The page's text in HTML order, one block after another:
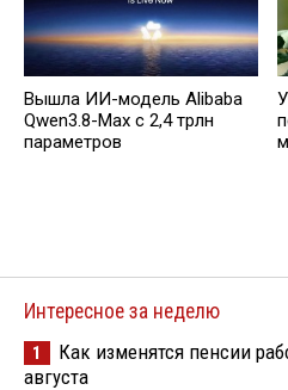
Вышла ИИ-модель Alibaba
Qwen3.8-Max с 2,4 трлн
параметров
Интересное за неделю
1
Как изменятся пенсии
августа